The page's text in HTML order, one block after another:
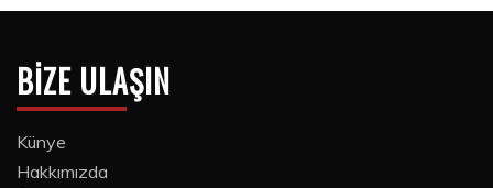
BIZE ULAŞIN
Künye
Hakkımızda